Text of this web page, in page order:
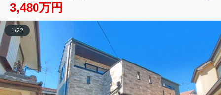
3,480万円
1/22